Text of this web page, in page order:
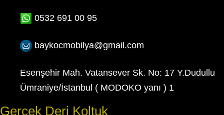
0532 691 00 95
baykocmobilya@gmail.com
Esenşehir Mah. Vatansever Sk. No: 17 Y.Dudullu
Ümraniye/İstanbul ( MODOKO yanı ) 1
Gerçek Deri Koltuk